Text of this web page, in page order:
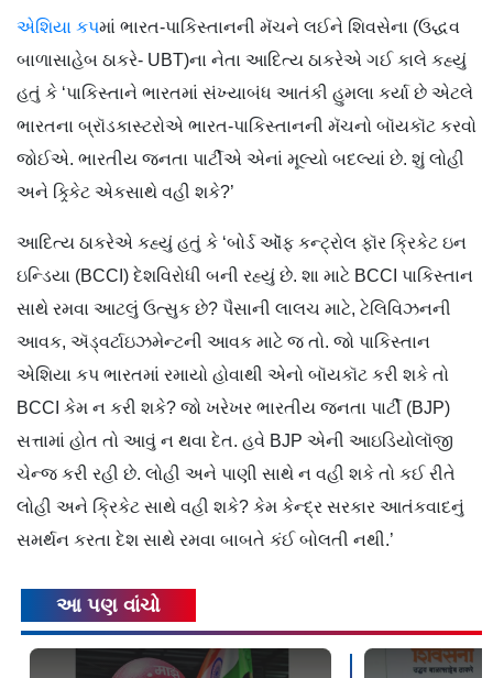
એશિયા કપમાં ભારત-પાકિસ્તાનની મૅચને લઈને શિવસેના (ઉદ્ધવ
બાળાસાહેબ ઠાકરે- UBT)ના નેતા આદિત્ય ઠાકરેએ ગઈ કાલે કહ્યું
હતું કે ‘પાકિસ્તાને ભારતમાં સંખ્યાબંધ આતંકી હુમલા કર્યા છે એટલે
ભારતના બ્રૉડકાસ્ટરોએ ભારત-પાકિસ્તાનની મૅચનો બૉયકૉટ કરવો
જોઈએ. ભારતીય જનતા પાર્ટીએ એનાં મૂલ્યો બદલ્યાં છે. શું લોહી
અને ક્ર્કિેટ એકસાથે વહી શકે?’
આદિત્ય ઠાકરેએ કહ્યું હતું કે ‘બોર્ડ ઑૅફ કન્ટ્રોલ ફૉર ક્રિકેટ ઇન
ઇન્ડિયા (BCCI) દેશવિરોધી બની રહ્યું છે. શા માટે BCCI પાકિસ્તાન
સાથે રમવા આટલું ઉત્સુક છે? પૈસાની લાલચ માટે, ટેલિવિઝનની
આવક, ઍડ્વર્ટાઇઝમેન્ટની આવક માટે જ તો. જો પાકિસ્તાન
એશિયા કપ ભારતમાં રમાયો હોવાથી એનો બૉયકૉટ કરી શકે તો
BCCI કેમ ન કરી શકે? જો ખરેખર ભારતીય જનતા પાર્ટી (BJP)
સત્તામાં હોત તો આવું ન થવા દેત. હવે BJP એની આઇડિયોલૉજી
ચેન્જ કરી રહી છે. લોહી અને પાણી સાથે ન વહી શકે તો કઈ રીતે
લોહી અને ક્રિકેટ સાથે વહી શકે? કેમ કેન્દ્ર સરકાર આતંકવાદનું
સમર્થન કરતા દેશ સાથે રમવા બાબતે કંઈ બોલતી નથી.’
આ પણ વાંચો